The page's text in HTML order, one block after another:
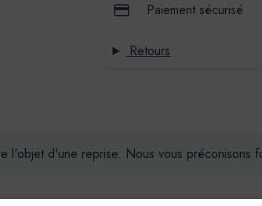
Paiement sécurisé
Retours
d'une reprise. Nous vous préconisons